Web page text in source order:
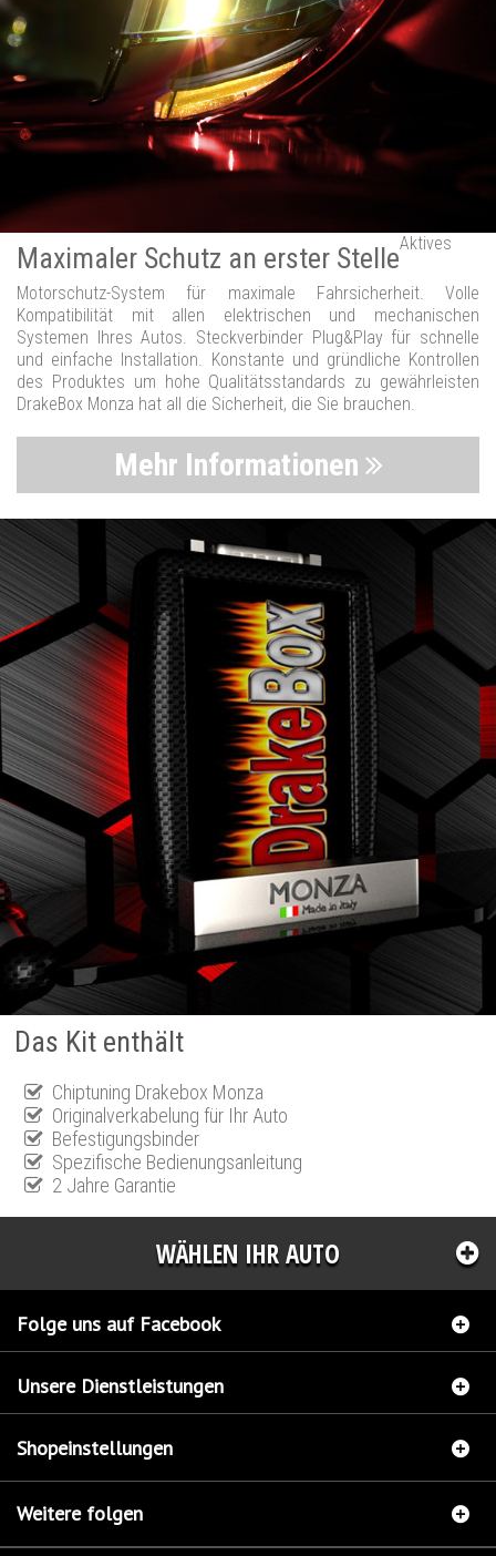
Maximaler Schutz an erster StelleAktives
Motorschutz-System für maximale Fahrsicherheit. Volle
Kompatibilität mit allen elektrischen und mechanischen
Systemen Ihres Autos. Steckverbinder Plug&Play für schnelle
und einfache Installation. Konstante und gründliche Kontrollen
des Produktes um hohe Qualitätsstandards zu gewährleisten
DrakeBox Monza hat all die Sicherheit, die Sie brauchen.
Mehr Informationen
Das Kit enthält
Chiptuning Drakebox Monza
Originalverkabelung für Ihr Auto
Befestigungsbinder
Spezifische Bedienungsanleitung
2 Jahre Garantie
WÄHLEN IHR AUTO
Folge uns auf Facebook
Unsere Dienstleistungen
Shopeinstellungen
Weitere folgen